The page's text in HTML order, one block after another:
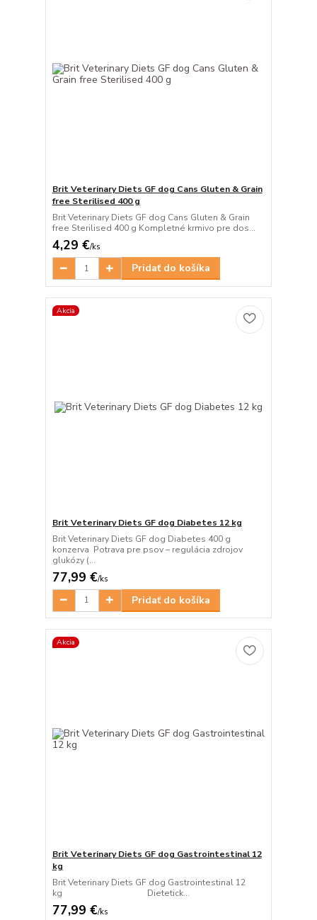
Brit Veterinary Diets GF dog Cans Gluten & Grain
free Sterilised 400 g
Brit Veterinary Diets GF dog Cans Gluten & Grain
free Sterilised 400 g Kompletné krmivo pre dos...
4,29 €/ks
Pridať do košíka
Akcia
Brit Veterinary Diets GF dog Diabetes 12 kg
Brit Veterinary Diets GF dog Diabetes 400 g
konzerva Potrava pre psov – regulácia zdrojov
glukózy (...
77,99 €/ks
Pridať do košíka
Akcia
Brit Veterinary Diets GF dog Gastrointestinal 12
kg
Brit Veterinary Diets GF dog Gastrointestinal 12
kg Dietetick...
77,99 €/ks